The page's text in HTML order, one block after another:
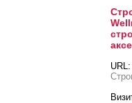
URL: